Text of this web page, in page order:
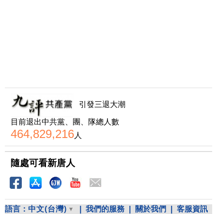
引發三退大潮
目前退出中共黨、團、隊總人數
464,829,216人
隨處可看新唐人
語言： 中文(台灣) 我們的服務 關於我們 客服資訊